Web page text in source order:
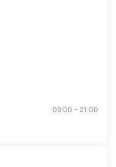
09:00 - 21:00